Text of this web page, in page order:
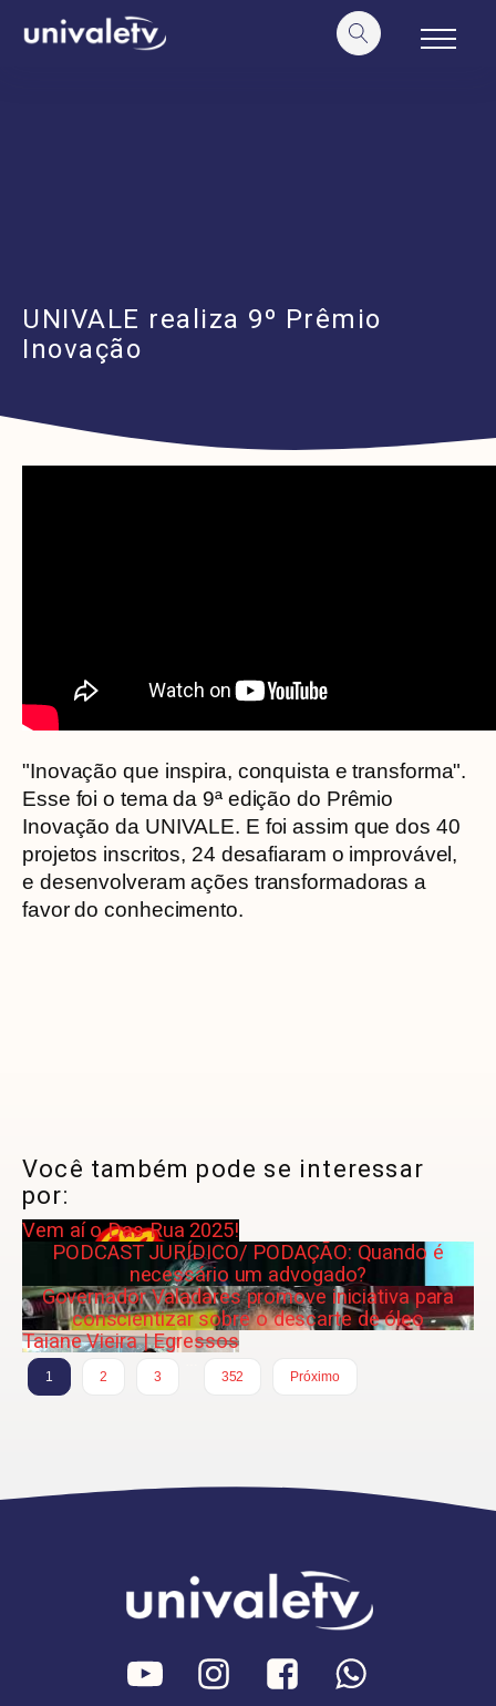
conteúdo
UNIVALE realiza 9º Prêmio
Inovação
"Inovação que inspira, conquista e transforma".
Esse foi o tema da 9ª edição do Prêmio
Inovação da UNIVALE. E foi assim que dos 40
projetos inscritos, 24 desafiaram o improvável,
e desenvolveram ações transformadoras a
favor do conhecimento.
Você também pode se interessar
por:
Vem aí o Das Rua 2025!
PODCAST JURÍDICO/ PODAÇÃO: Quando é
necessário um advogado?
Governador Valadares promove iniciativa para
conscientizar sobre o descarte de óleo
Taiane Vieira | Egressos
1 2 3
352
Próximo